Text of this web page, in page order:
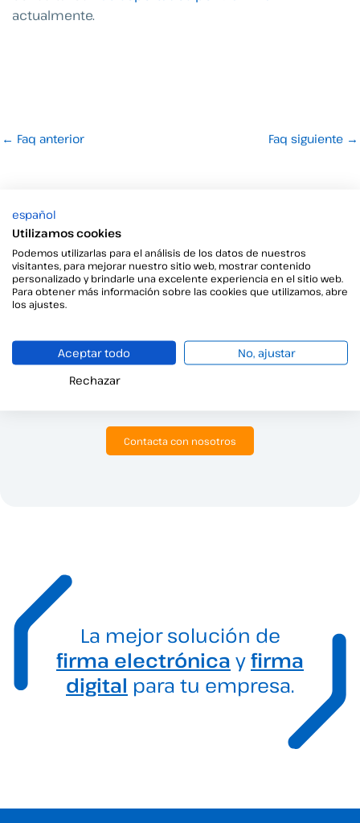
actualmente.
← Faq anterior Faq siguiente →
¿Tienes preguntas o
Estamos aquí para brindarte toda la información que
necesitas.
Haz clic aquí para hablar con nuestro equipo comercial.
Contacta con nosotros
La mejor solución de
firma electrónica yfirma
digital para tu empresa.
español
Utilizamos cookies
Podemos utilizarlas para el análisis de los datos de nuestros
visitantes, para mejorar nuestro sitio web, mostrar contenido
personalizado y brindarle una excelente experiencia en el sitio web.
Para obtener más información sobre las cookies que utilizamos, abre
los ajustes.
Aceptar todo
No, ajustar
Rechazar